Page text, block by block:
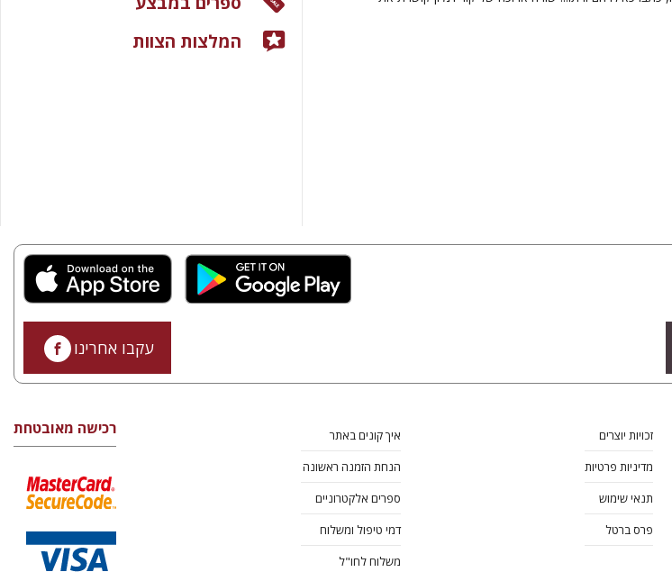
המלצות הצוות
עקבו אחרינו
זכויות יוצרים
מדיניות פרטיות
תנאי שימוש
פרס ברטל
איך קונים באתר
הנחת הזמנה ראשונה
ספרים אלקטרוניים
דמי טיפול ומשלוח
משלוח לחו"ל
רכישה מאובטחת